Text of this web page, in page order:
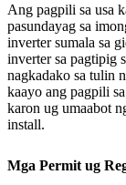
Ang pagpili sa usa
pasundayag sa
inverter sumala sa
inverter sa pagtipig
nagkadako sa tulin
kaayo ang pagpili
karon ug umaabot
install.
Mga Permit ug